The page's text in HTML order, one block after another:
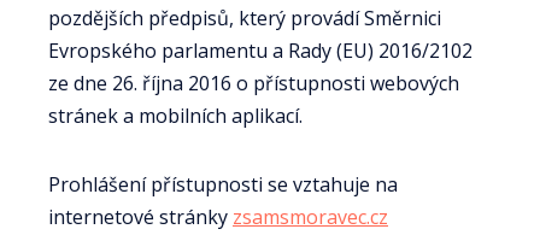
pozdějších předpisů, který provádí Směrnici
Evropského parlamentu a Rady (EU) 2016/2102
ze dne 26. října 2016 o přístupnosti webových
stránek a mobilních aplikací.
Prohlášení přístupnosti se vztahuje na
internetové stránky zsamsmoravec.cz